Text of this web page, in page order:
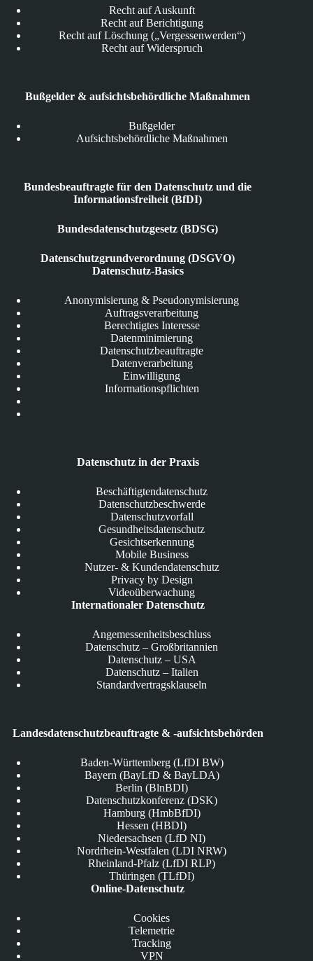
Recht auf Auskunft
Recht auf Berichtigung
Recht auf Löschung („Vergessenwerden“)
Recht auf Widerspruch
Bußgelder & aufsichtsbehördliche Maßnahmen
Bußgelder
Aufsichtsbehördliche Maßnahmen
Bundesbeauftragte für den Datenschutz und die
Informationsfreiheit (BfDI)
Bundesdatenschutzgesetz (BDSG)
Datenschutzgrundverordnung (DSGVO)
Datenschutz-Basics
Anonymisierung & Pseudonymisierung
Auftragsverarbeitung
Berechtigtes Interesse
Datenminimierung
Datenschutzbeauftragte
Datenverarbeitung
Einwilligung
Informationspflichten
Datenschutz in der Praxis
Beschäftigtendatenschutz
Datenschutzbeschwerde
Datenschutzvorfall
Gesundheitsdatenschutz
Gesichtserkennung
Mobile Business
Nutzer- & Kundendatenschutz
Privacy by Design
Videoüberwachung
Internationaler Datenschutz
Angemessenheitsbeschluss
Datenschutz – Großbritannien
Datenschutz – USA
Datenschutz – Italien
Standardvertragsklauseln
Landesdatenschutzbeauftragte & -aufsichtsbehörden
Baden-Württemberg (LfDI BW)
Bayern (BayLfD & BayLDA)
Berlin (BlnBDI)
Datenschutzkonferenz (DSK)
Hamburg (HmbBfDI)
Hessen (HBDI)
Niedersachsen (LfD NI)
Nordrhein-Westfalen (LDI NRW)
Rheinland-Pfalz (LfDI RLP)
Thüringen (TLfDI)
Online-Datenschutz
Cookies
Telemetrie
Tracking
VPN